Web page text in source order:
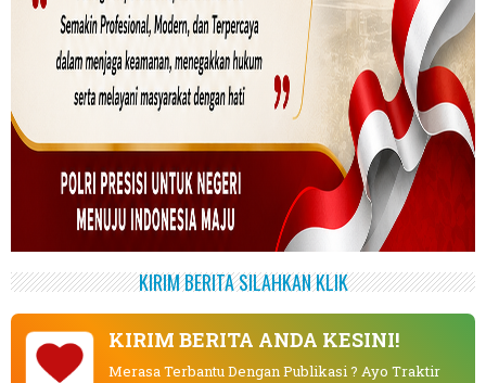
KIRIM BERITA SILAHKAN KLIK
KIRIM BERITA ANDA KESINI!
Merasa Terbantu Dengan Publikasi ? Ayo Traktir